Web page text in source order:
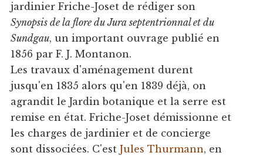
jardinier Friche-Joset de rédiger son
Synopsis de la flore du Jura septentrionnal et du
Sundgau, un important ouvrage publié en
1856 par F. J. Montanon.
Les travaux d'aménagement durent
jusqu'en 1835 alors qu'en 1839 déjà, on
agrandit le Jardin botanique et la serre est
remise en état. Friche-Joset démissionne et
les charges de jardinier et de concierge
sont dissociées. C'est Jules Thurmann, en